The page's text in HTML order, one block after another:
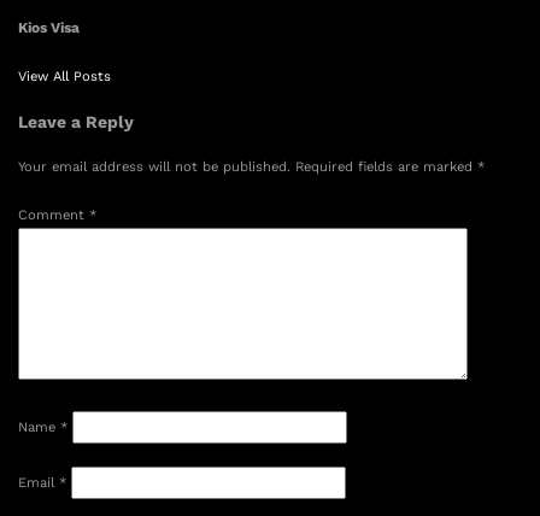
Kios Visa
View All Posts
Leave a Reply
Your email address will not be published. Required fields are marked *
Comment *
Name *
Email *